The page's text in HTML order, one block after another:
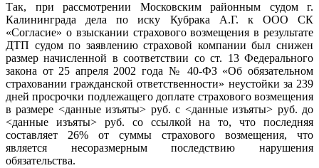
Так, при рассмотрении Московским районным судом г.
Калининграда дела по иску Кубрака А.Г. к ООО СК
«Согласие» о взыскании страхового возмещения в результате
ДТП судом по заявлению страховой компании был снижен
размер начисленной в соответствии со ст. 13 Федерального
закона от 25 апреля 2002 года № 40-ФЗ «Об обязательном
страховании гражданской ответственности» неустойки за 239
дней просрочки подлежащего доплате страхового возмещения
в размере <данные изъяты> руб. с <данные изъяты> руб. до
<данные изъяты> руб. со ссылкой на то, что последняя
составляет 26% от суммы страхового возмещения, что
является несоразмерным последствию нарушения
обязательства.